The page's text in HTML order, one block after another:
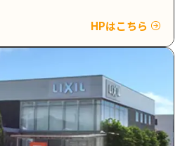
HPはこちら